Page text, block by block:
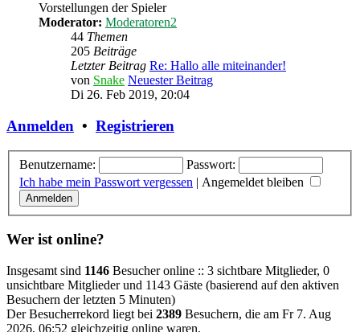
Vorstellungen der Spieler
Moderator: Moderatoren2
44 Themen
205 Beiträge
Letzter Beitrag Re: Hallo alle miteinander!
von Snake Neuester Beitrag
Di 26. Feb 2019, 20:04
Anmelden • Registrieren
Benutzername:
Passwort:
Ich habe mein Passwort vergessen | Angemeldet bleiben
Wer ist online?
Insgesamt sind 1146 Besucher online :: 3 sichtbare Mitglieder, 0
unsichtbare Mitglieder und 1143 Gäste (basierend auf den aktiven
Besuchern der letzten 5 Minuten)
Der Besucherrekord liegt bei 2389 Besuchern, die am Fr 7. Aug
2026, 06:52 gleichzeitig online waren.